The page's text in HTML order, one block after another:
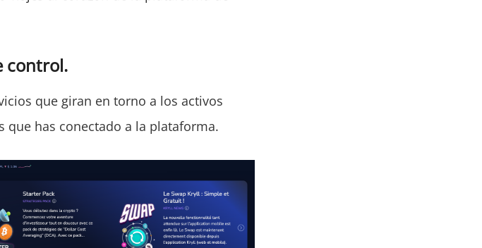
control.
que giran en torno a los activos
has conectado a la plataforma.